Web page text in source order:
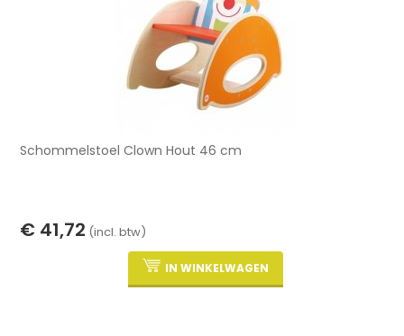
Schommelstoel Clown Hout 46 cm
€ 41,72 (incl. btw)
IN WINKELWAGEN